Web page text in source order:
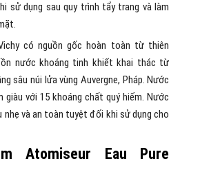
sử dụng sau quy trình tẩy trang và làm
có nguồn gốc hoàn toàn từ thiên
nước khoáng tinh khiết khai thác từ
sâu núi lửa vùng Auvergne, Pháp. Nước
với 15 khoáng chất quý hiếm. Nước
nhẹ và an toàn tuyệt đối khi sử dụng cho
Atomiseur Eau Pure